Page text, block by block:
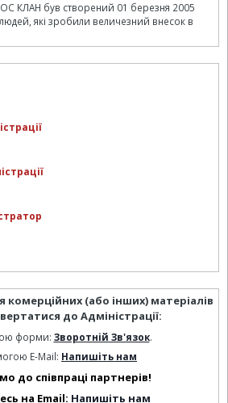
КЛАН був створений 01 березня 2005
які зробили величезний внесок в
(або інших) матеріалів
до Адміністрації:
форми: Зворотній Зв'язок.
E-Mail: Напишіть нам
до співпраці партнерів!
на Email: Напишіть нам